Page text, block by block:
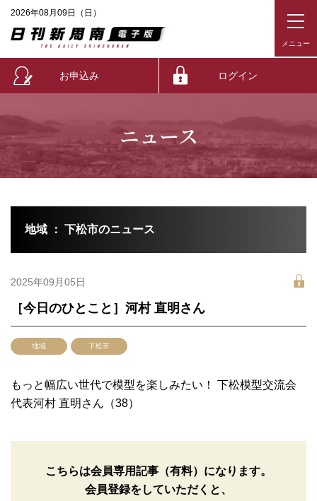
2026年08月09日（日）
お申込み ログイン
ニュース
地域 ： 下松市のニュース
2025年09月05日
［今日のひとこと］河村 直明さん
地域 下松市
もっと幅広い世代で模型を楽しみたい！ 下松模型交流会
代表河村 直明さん（38）
こちらは会員専用記事（有料）になります。
会員登録をしていただくと、